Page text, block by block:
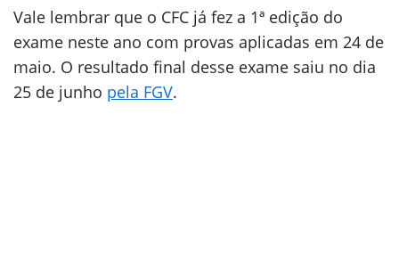
Vale lembrar que o CFC já fez a 1ª edição do
exame neste ano com provas aplicadas em 24 de
maio. O resultado final desse exame saiu no dia
25 de junho pela FGV.